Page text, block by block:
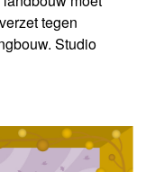
tegen
Studio
zorgvuldig